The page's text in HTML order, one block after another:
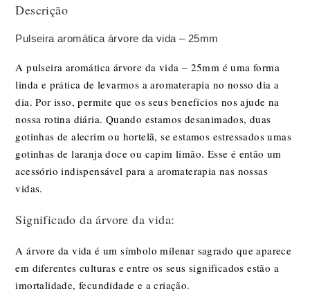
Descrição
Pulseira aromática árvore da vida – 25mm
A pulseira aromática árvore da vida – 25mm é uma forma
linda e prática de levarmos a aromaterapia no nosso dia a
dia. Por isso, permite que os seus benefícios nos ajude na
nossa rotina diária. Quando estamos desanimados, duas
gotinhas de alecrim ou hortelã, se estamos estressados umas
gotinhas de laranja doce ou capim limão. Esse é então um
acessório indispensável para a aromaterapia nas nossas
vidas.
Significado da árvore da vida:
A árvore da vida é um símbolo milenar sagrado que aparece
em diferentes culturas e entre os seus significados estão a
imortalidade, fecundidade e a criação.